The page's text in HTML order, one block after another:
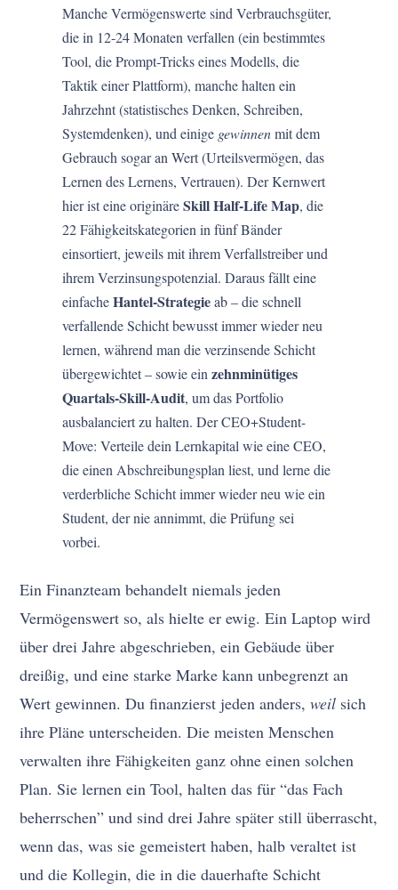
Manche Vermögenswerte sind Verbrauchsgüter,
die in 12-24 Monaten verfallen (ein bestimmtes
Tool, die Prompt-Tricks eines Modells, die
Taktik einer Plattform), manche halten ein
Jahrzehnt (statistisches Denken, Schreiben,
Systemdenken), und einige gewinnenmit dem
Gebrauch sogar an Wert (Urteilsvermögen, das
Lernen des Lernens, Vertrauen). Der Kernwert
hier ist eine originäreSkill Half-Life Map, die
22 Fähigkeitskategorien in fünf Bänder
einsortiert, jeweils mit ihrem Verfallstreiber und
ihrem Verzinsungspotenzial. Daraus fällt eine
einfacheHantel-Strategieab – die schnell
verfallende Schicht bewusst immer wieder neu
lernen, während man die verzinsende Schicht
übergewichtet – sowie einzehnminütiges
Quartals-Skill-Audit, um das Portfolio
ausbalanciert zu halten. Der CEO+Student-
Move: Verteile dein Lernkapital wie eine CEO,
die einen Abschreibungsplan liest, und lerne die
verderbliche Schicht immer wieder neu wie ein
Student, der nie annimmt, die Prüfung sei
vorbei.
Ein Finanzteam behandelt niemals jeden
Vermögenswert so, als hielte er ewig. Ein Laptop wird
über drei Jahre abgeschrieben, ein Gebäude über
dreißig, und eine starke Marke kann unbegrenzt an
Wert gewinnen. Du finanzierst jeden anders,weil sich
ihre Pläne unterscheiden. Die meisten Menschen
verwalten ihre Fähigkeiten ganz ohne einen solchen
Plan. Sie lernen ein Tool, halten das für “das Fach
beherrschen” und sind drei Jahre später still überrascht,
wenn das, was sie gemeistert haben, halb veraltet ist
und die Kollegin, die in die dauerhafte Schicht